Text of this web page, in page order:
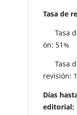
Tasa de
Tasa
´on: 51%
Tasa
revisión:
Días
editorial: